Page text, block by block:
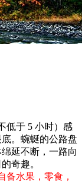
低于 5 小时）感
。蜿蜒的公路盘
延不断，一路向
奇趣。
备水果，零食，